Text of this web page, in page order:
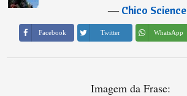
―Chico Science
Facebook Twitter WhatsApp
Imagem da Frase: